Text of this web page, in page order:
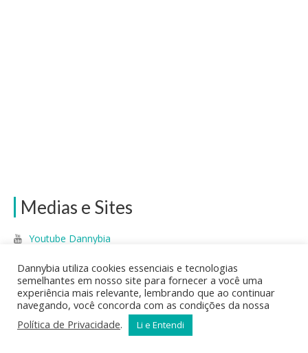
Medias e Sites
Youtube Dannybia
Facebook Dannybia
Tricolor Notícias Hoje
Dannybia utiliza cookies essenciais e tecnologias
semelhantes em nosso site para fornecer a você uma
experiência mais relevante, lembrando que ao continuar
navegando, você concorda com as condições da nossa
Política de Privacidade. Li e Entendi